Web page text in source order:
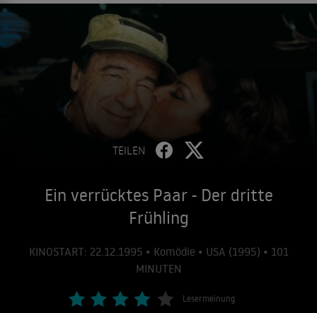
TEILEN
Ein verrücktes Paar - Der dritte
Frühling
KINOSTART: 22.12.1995 • Komödie • USA (1995) • 101
MINUTEN
Lesermeinung